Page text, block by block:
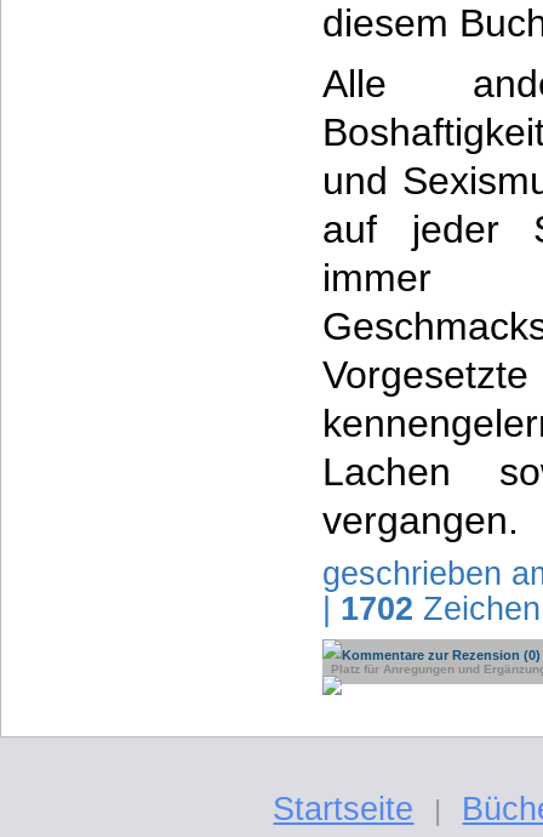
diesem
Alle
und
auf jeder
Lachen
vergangen.
geschrieben
1702 Zeichen
Kommentare zur Rezension (0)
Platz für Anregungen und
Startseite |